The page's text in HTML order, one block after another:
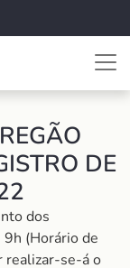
DE
dos
(Horário de
realizar-se-á o